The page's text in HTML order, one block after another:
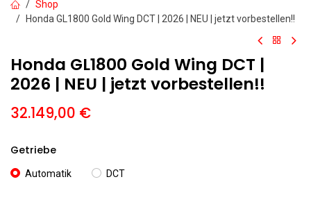
Shop
Honda GL1800 Gold Wing DCT | 2026 | NEU | jetzt vorbestellen!!
Honda GL1800 Gold Wing DCT |
2026 | NEU | jetzt vorbestellen!!
32.149,00 €
Getriebe
Automatik DCT